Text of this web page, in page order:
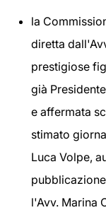
la
diretta
prestigiose
già
e affermata
stimato
Luca Volpe,
l'Avv. Marina